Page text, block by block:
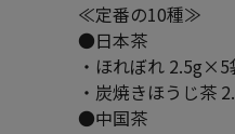
≪定番の10種≫
●日本茶
・ほれぼれ 2.5g×5
・炭焼きほうじ茶
●中国茶